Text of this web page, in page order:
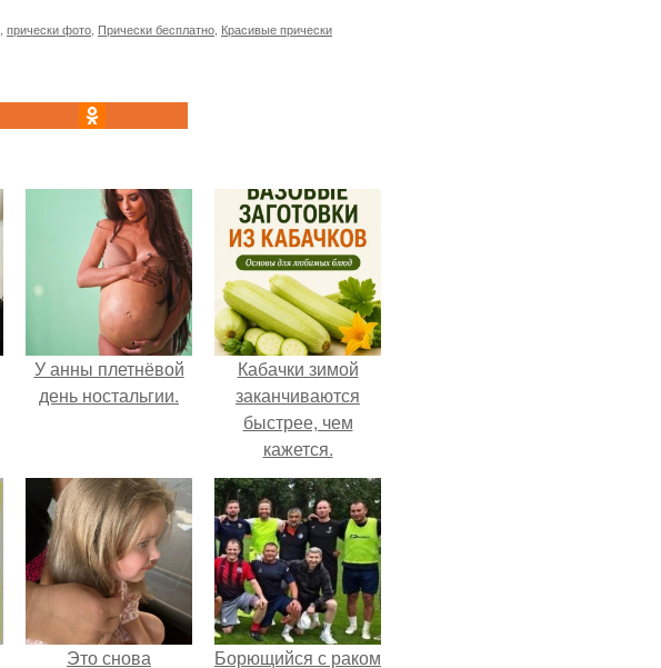
прически фото Прически бесплатно Красивые прически
У анны плетнёвой
день ностальгии.
Кабачки зимой
заканчиваются
быстрее, чем
кажется.
Это снова Борющийся с раком